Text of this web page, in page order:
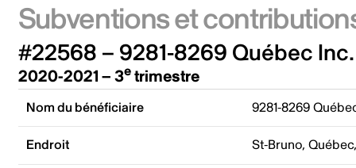
Subventions et
#22568 – 9281-8269 Québec Inc.
2020-2021 – 3etrimestre
Nom du bénéficiaire 9281-8269
Endroit St-Bruno,